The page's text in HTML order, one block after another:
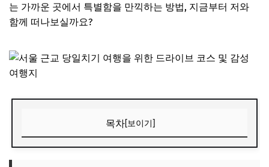
는 가까운 곳에서 특별함을 만끽하는 방법, 지금부터 저와
함께 떠나보실까요?
목차[보이기]